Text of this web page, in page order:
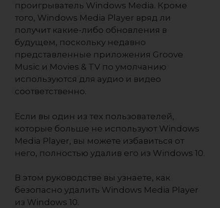
проигрыватель Windows Media. Кроме
того, Windows Media Player вряд ли
получит какие-либо обновления в
будущем, поскольку недавно
представленные приложения Groove
Music и Movies & TV по умолчанию
используются для аудио и видео
соответственно.
Если вы один из тех пользователей,
которые больше не используют Windows
Media Player, вы можете избавиться от
него, полностью удалив его из Windows 10.
В этом руководстве вы узнаете, как
безопасно удалить Windows Media Player
из Windows 10.